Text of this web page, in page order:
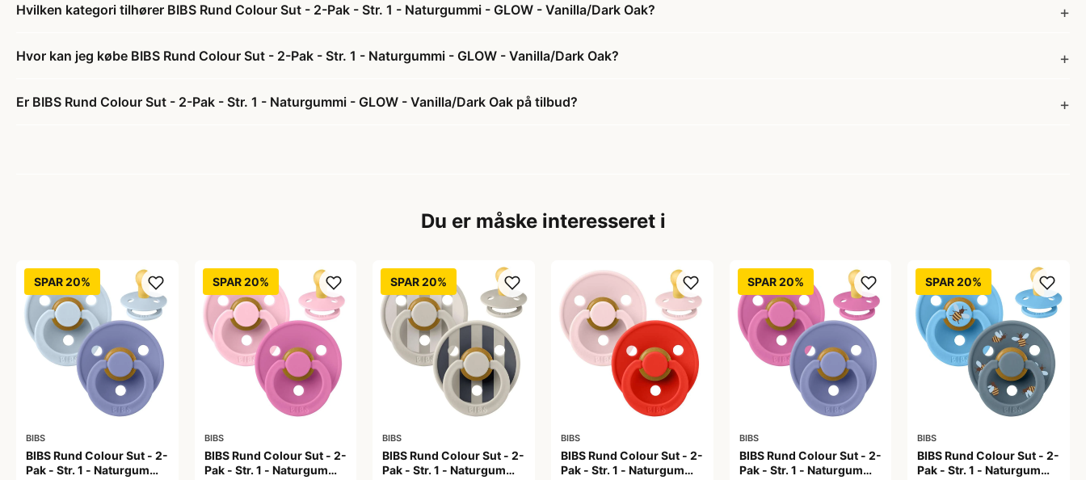
Hvilken kategori tilhører BIBS Rund Colour Sut - 2-Pak - Str. 1 - Naturgummi - GLOW - Vanilla/Dark Oak?
Hvor kan jeg købe BIBS Rund Colour Sut - 2-Pak - Str. 1 - Naturgummi - GLOW - Vanilla/Dark Oak?
Er BIBS Rund Colour Sut - 2-Pak - Str. 1 - Naturgummi - GLOW - Vanilla/Dark Oak på tilbud?
Du er måske interesseret i
SPAR 20%
BIBS
BIBS Rund Colour Sut - 2-
Pak - Str. 1 - Naturgummi
SPAR 20%
BIBS
BIBS Rund Colour Sut - 2-
Pak - Str. 1 - Naturgummi
SPAR 20%
BIBS
BIBS Rund Colour Sut - 2-
Pak - Str. 1 - Naturgummi
BIBS
BIBS Rund Colour Sut - 2-
Pak - Str. 1 - Naturgummi
SPAR 20%
BIBS
BIBS Rund Colour Sut - 2-
Pak - Str. 1 - Naturgummi
SPAR 20%
BIBS
BIBS Rund Colour Sut - 2-
Pak - Str. 1 - Naturgummi